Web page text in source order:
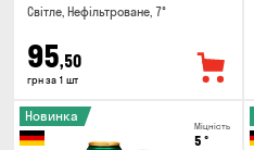
Світле, Нефільтроване, 7°
95,50
грн за 1 шт
Міцність
5 °
Новинка